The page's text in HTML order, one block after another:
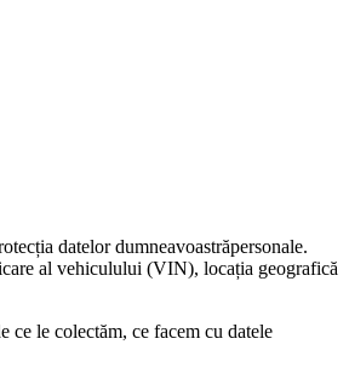
datelor dumneavoastrăpersonale.
al vehiculului (VIN), locația geografică
ce le colectăm, ce facem cu datele